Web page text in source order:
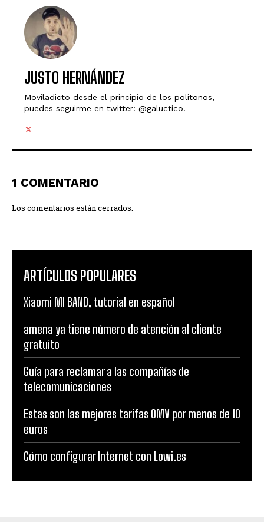
JUSTO HERNÁNDEZ
Moviladicto desde el principio de los politonos,
puedes seguirme en twitter: @galuctico.
1 COMENTARIO
Los comentarios están cerrados.
ARTÍCULOS POPULARES
Xiaomi MI BAND, tutorial en español
amena ya tiene número de atención al cliente
gratuito
Guía para reclamar a las compañías de
telecomunicaciones
Estas son las mejores tarifas OMV por menos de 10
euros
Cómo configurar Internet con Lowi.es